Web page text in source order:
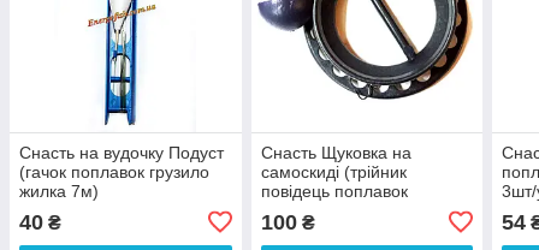
Снасть на вудочку Подуст
(гачок поплавок грузило
жилка 7м)
40 ₴
Снасть Щуковка на
самоскиді (трійник
повідець поплавок
100₴
3шт/
54